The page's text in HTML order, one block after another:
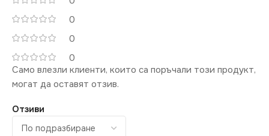
0
0
0
Отзиви
Само влезли клиенти, които са поръчали този продукт,
могат да оставят отзив.